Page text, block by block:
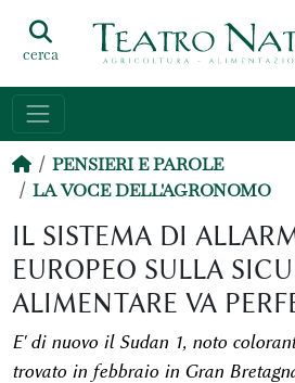
cerca
PENSIERI E PAROLE
LA VOCE DELL'AGRONOMO
IL SISTEMA DI
EUROPEO SULLA
ALIMENTARE VA
E' di nuovo il Sudan 1, noto
trovato in febbraio in Gran